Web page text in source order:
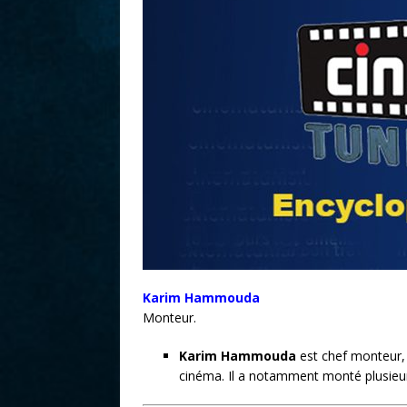
Karim Hammouda
Monteur.
Karim Hammouda est chef
cinéma. Il a notamment monté